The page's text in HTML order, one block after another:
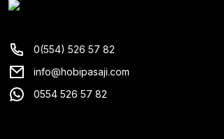
0(554) 526 57 82
info@hobipasaji.com
0554 526 57 82